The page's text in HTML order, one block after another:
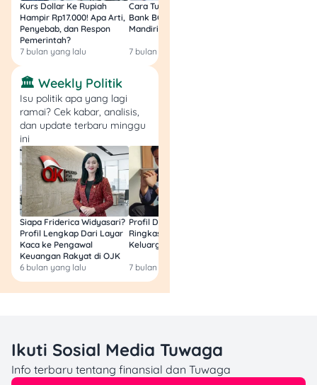
12. “Tidak masalah
seberapa lambat kamu
berjalan, selama kamu
tidak berhenti.”
Confucius
Pesannya:Cocok buat
yang lagi belajar sabar
mengejar tujuan.
13.
“Kenali dirimu
sendiri.”
Socrates
Pesannya:produktivitas
dan motivasi lahir dari
pada kualitas
pikiranmu.”
Kurs Dollar Ke Rupiah
Hampir Rp17.000! Apa Arti,
Penyebab, dan Respon
Pemerintah?
7 bulan yang lalu
Cara Tukar Uang Baru di
Bank BCA (Umum, BNI,
Mandiri, BRI, dan BSI) 2026!
7 bulan yang lalu
🏛️ Weekly Politik
Isu politik apa yang lagi
ramai? Cek kabar, analisis,
dan update terbaru minggu
ini
Siapa Friderica Widyasari?
Profil Lengkap Dari Layar
Kaca ke Pengawal
Keuangan Rakyat di OJK
6 bulan yang lalu
Profil Darma Mangkuluhur:
Ringkas Latar Belakang
Keluarga dan Bisnisnya
7 bulan yang lalu
Ikuti Sosial Media Tuwaga
Info terbaru tentang finansial dan Tuwaga